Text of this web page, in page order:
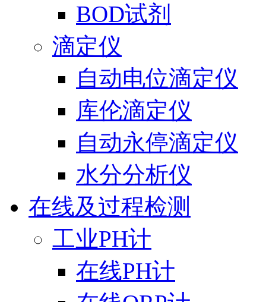
BOD试剂
滴定仪
自动电位滴定仪
库伦滴定仪
自动永停滴定仪
水分分析仪
在线及过程检测
工业PH计
在线PH计